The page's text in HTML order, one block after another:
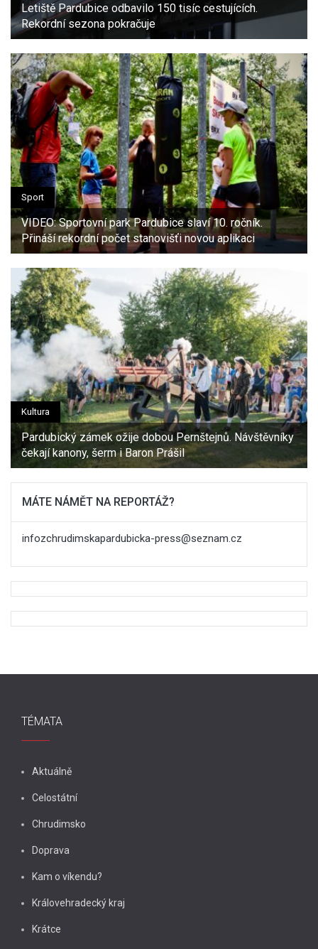
Letiště Pardubice odbavilo 150 tisíc cestujících.
Rekordní sezona pokračuje
Sport
VIDEO: Sportovní park Pardubice slaví 10. ročník.
Přináší rekordní počet stanovišťi novou aplikaci
Kultura
Pardubický zámek ožije dobou Pernštejnů. Návštěvníky
čekají kanony, šerm i Baron Prášil
MÁTE NÁMĚT NA REPORTÁŽ?
infozchrudimskapardubicka-press@seznam.cz
TÉMATA
Aktuálně
Celostátní
Chrudimsko
Doprava
Kam o víkendu?
Královehradecký kraj
Krátce